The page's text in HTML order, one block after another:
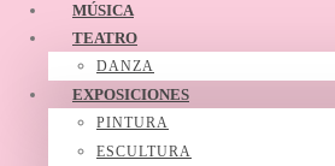
MÚSICA
TEATRO
DANZA
EXPOSICIONES
PINTURA
ESCULTURA